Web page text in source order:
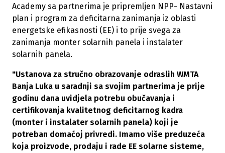
Academy sa partnerima je pripremljen NPP- Nastavni
plan i program za deficitarna zanimanja iz oblasti
energetske efikasnosti (EE) i to prije svega za
zanimanja monter solarnih panela i instalater
solarnih panela.
"Ustanova za stručno obrazovanje odraslih WMTA
Banja Luka u saradnji sa svojim partnerima je prije
godinu dana uvidjela potrebu obučavanja i
certifikovanja kvalitetnog deficitarnog kadra
(monter i instalater solarnih panela) koji je
potreban domaćoj privredi. Imamo više preduzeća
koja proizvode, prodaju i rade EE solarne sisteme,